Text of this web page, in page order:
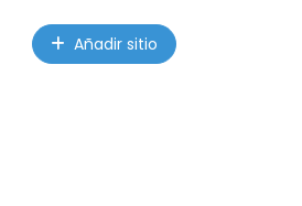
Añadir sitio